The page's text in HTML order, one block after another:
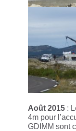
Août 2015 :
4m pour
GDIMM sont